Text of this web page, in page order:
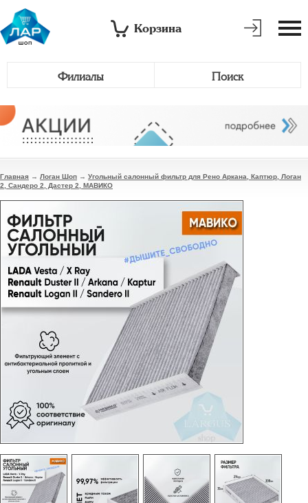
Корзина
Филиалы Поиск
Главная → Логан Шоп → Угольный салонный фильтр для Рено Аркана, Каптюр, Логан
2, Сандеро 2, Дастер 2, МАВИКО